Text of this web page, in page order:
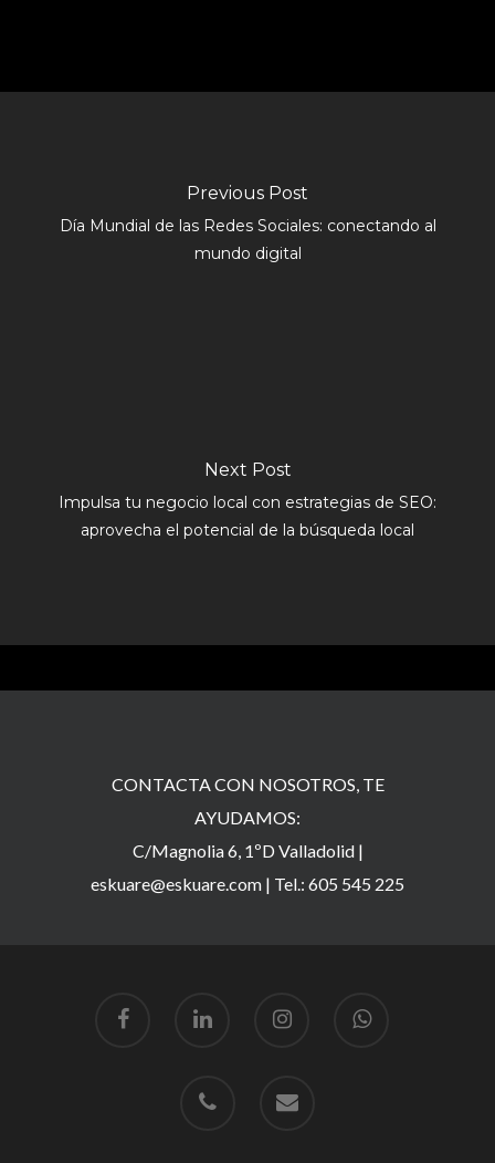
Previous Post
Día Mundial de las Redes Sociales: conectando al
mundo digital
Next Post
Impulsa tu negocio local con estrategias de SEO:
aprovecha el potencial de la búsqueda local
CONTACTA CON NOSOTROS, TE
AYUDAMOS:
C/Magnolia 6, 1ºD Valladolid |
eskuare@eskuare.com | Tel.: 605 545 225